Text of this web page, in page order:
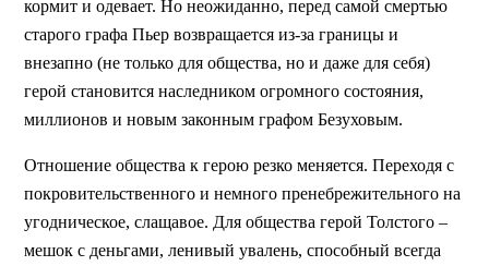
кормит и одевает. Но неожиданно, перед самой смертью
старого графа Пьер возвращается из-за границы и
внезапно (не только для общества, но и даже для себя)
герой становится наследником огромного состояния,
миллионов и новым законным графом Безуховым.
Отношение общества к герою резко меняется. Переходя с
покровительственного и немного пренебрежительного на
угодническое, слащавое. Для общества герой Толстого –
мешок с деньгами, ленивый увалень, способный всегда